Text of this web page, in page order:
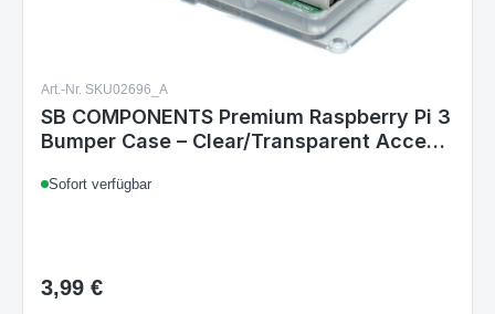
Art.-Nr. SKU02696_A
SB COMPONENTS Premium Raspberry Pi 3
Bumper Case – Clear/Transparent Access
Sofort verfügbar
Regulärer Preis:
3,99 €